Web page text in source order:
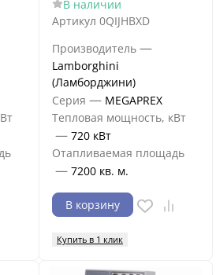
В наличии
Артикул 0QIJHBXD
Производитель —
Lamborghini
(Ламборджини)
Серия — MEGAPREX
Тепловая мощность, кВт
— 720 кВт
Отапливаемая площадь
— 7200 кв. м.
В корзину
Купить в 1 клик